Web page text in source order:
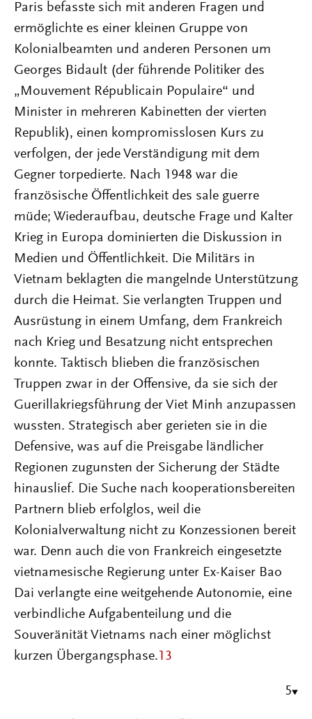
Paris befasste sich mit anderen Fragen und
ermöglichte es einer kleinen Gruppe von
Kolonialbeamten und anderen Personen um
Georges Bidault (der führende Politiker des
„Mouvement Républicain Populaire“ und
Minister in mehreren Kabinetten der vierten
Republik), einen kompromisslosen Kurs zu
verfolgen, der jede Verständigung mit dem
Gegner torpedierte. Nach 1948 war die
französische Öffentlichkeit des sale guerre
müde; Wiederaufbau, deutsche Frage und Kalter
Krieg in Europa dominierten die Diskussion in
Medien und Öffentlichkeit. Die Militärs in
Vietnam beklagten die mangelnde Unterstützung
durch die Heimat. Sie verlangten Truppen und
Ausrüstung in einem Umfang, dem Frankreich
nach Krieg und Besatzung nicht entsprechen
konnte. Taktisch blieben die französischen
Truppen zwar in der Offensive, da sie sich der
Guerillakriegsführung der Viet Minh anzupassen
wussten. Strategisch aber gerieten sie in die
Defensive, was auf die Preisgabe ländlicher
Regionen zugunsten der Sicherung der Städte
hinauslief. Die Suche nach kooperationsbereiten
Partnern blieb erfolglos, weil die
Kolonialverwaltung nicht zu Konzessionen bereit
war. Denn auch die von Frankreich eingesetzte
vietnamesische Regierung unter Ex-Kaiser Bao
Dai verlangte eine weitgehende Autonomie, eine
verbindliche Aufgabenteilung und die
Souveränität Vietnams nach einer möglichst
kurzen Übergangsphase. 13
5